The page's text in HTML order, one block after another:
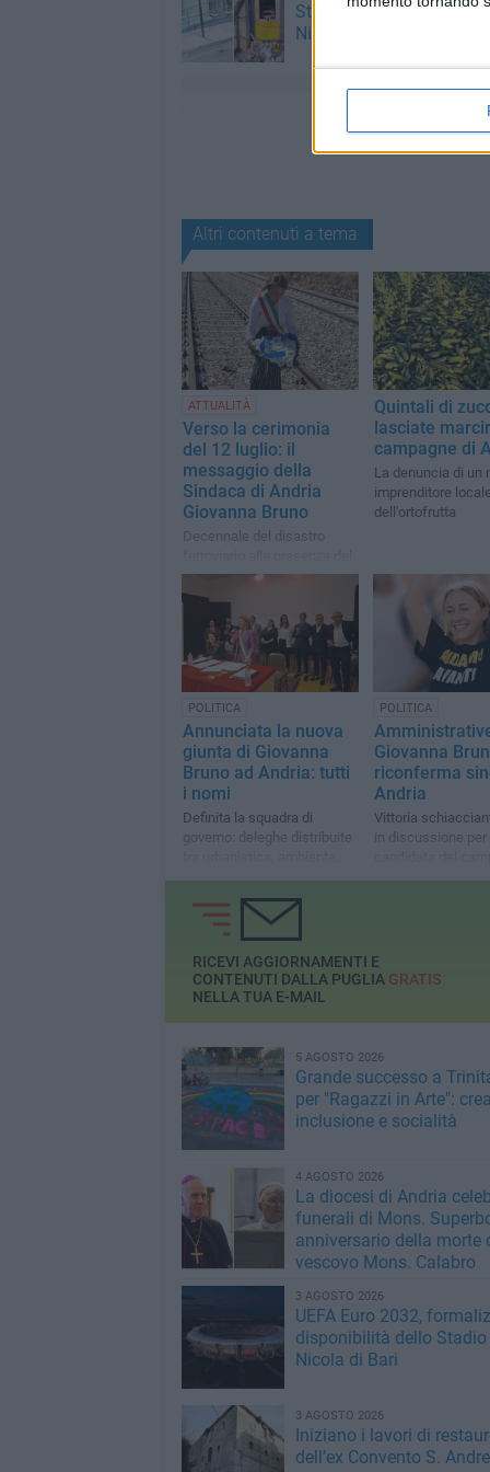
Stornarella: l'appello del
Nigro
Altri contenuti a tema
ATTUALITÀ
Verso la cerimonia
del 12 luglio: il
messaggio della
Sindaca di Andria
Giovanna Bruno
Decennale del disastro
Capo dello Stato Sergio
Mattarella
Quintali di
lasciate
campagne di
La denuncia di un
imprenditore locale
dell'ortofrutta
POLITICA
Annunciata la nuova
giunta di Giovanna
Bruno ad Andria: tutti
i nomi
Definita la squadra di
governo: deleghe distribuite
sociale, innovazione e lavori
POLITICA
Giovanna
riconferma
Andria
Vittoria
in discussione per
candidata del
RICEVI AGGIORNAMENTI E
CONTENUTI DALLA PUGLIA GRATIS
NELLA TUA E-MAIL
5 AGOSTO 2026
Grande successo a
per "Ragazzi in Arte":
inclusione e socialità
4 AGOSTO 2026
La diocesi di Andria
funerali di Mons.
anniversario della morte
vescovo Mons. Calabro
3 AGOSTO 2026
UEFA Euro 2032,
disponibilità dello Stadio
Nicola di Bari
3 AGOSTO 2026
Iniziano i lavori di
dell’ex Convento S.